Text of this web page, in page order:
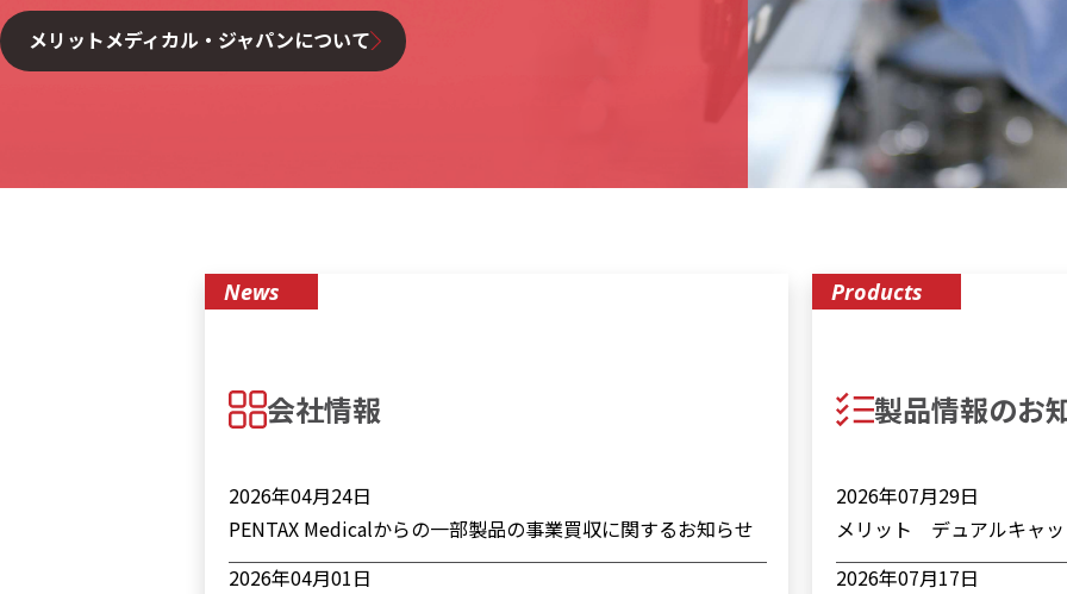
メリットメディカル・ジャパンについて
News
会社情報
2026年04月24日
PENTAX Medicalからの一部製品の事業買収に関するお知らせ
2026年04月01日
Products
製品情報のお
2026年07月29日
メリット デュアルキャ
2026年07月17日